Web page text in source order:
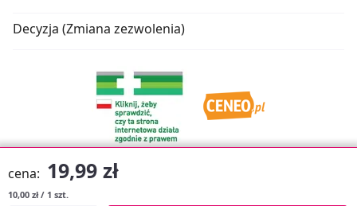
cena: 19,99 zł
10,00 zł / 1 szt.
Decyzja (Zmiana zezwolenia)